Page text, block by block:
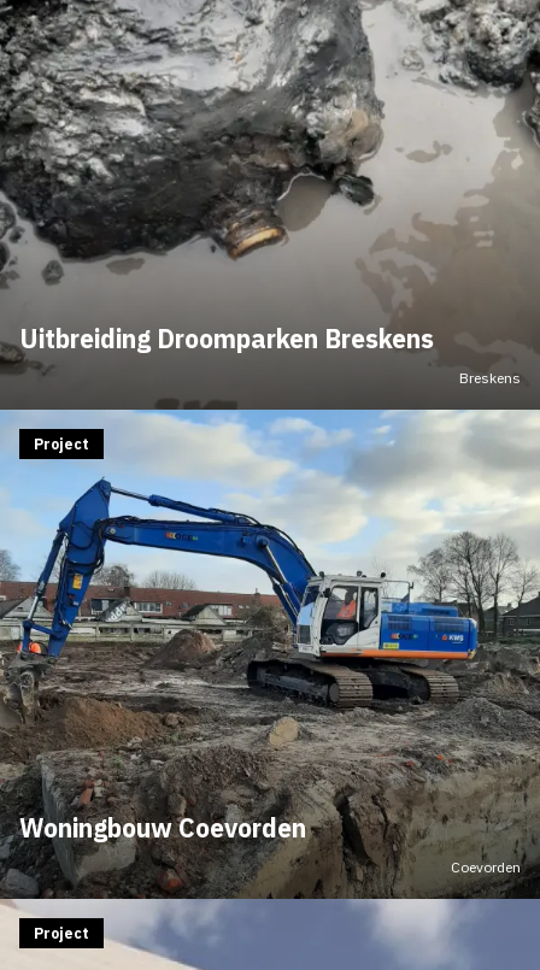
Uitbreiding Droomparken Breskens
Breskens
Woningbouw Coevorden
Project
Coevorden
Project